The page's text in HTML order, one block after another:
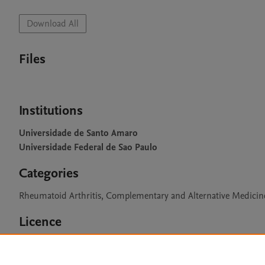
Download All
Files
Institutions
Universidade de Santo Amaro
Universidade Federal de Sao Paulo
Categories
Rheumatoid Arthritis, Complementary and Alternative
Licence